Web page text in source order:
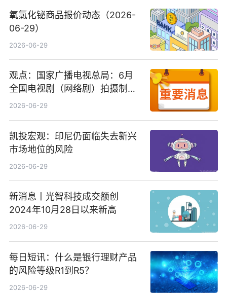
氧氯化铋商品报价动态（2026-
06-29）
2026-06-29
观点：国家广播电视总局：6月
全国电视剧（网络剧）拍摄制作
备案公示剧目197部
2026-06-29
凯投宏观：印尼仍面临失去新兴
市场地位的风险
2026-06-29
新消息丨光智科技成交额创
2024年10月28日以来新高
2026-06-29
每日短讯：什么是银行理财产品
的风险等级R1到R5？
2026-06-29